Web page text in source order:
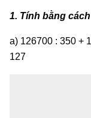
1. Tính bằng
a) 126700 : 350 +
127